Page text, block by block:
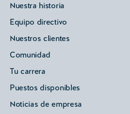
Nuestra historia
Equipo directivo
Nuestros clientes
Comunidad
Tu carrera
Puestos disponibles
Noticias de empresa